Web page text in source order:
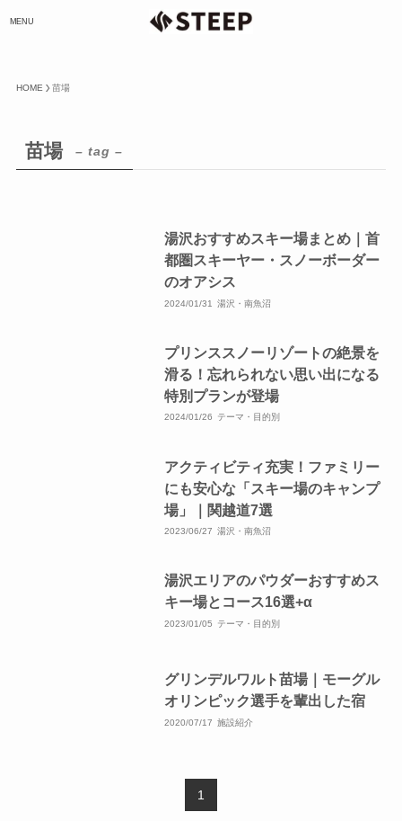
MENU
HOME 苗場
苗場 – tag –
湯沢おすすめスキー場まとめ｜首
都圏スキーヤー・スノーボーダー
のオアシス
2024/01/31 湯沢・南魚沼
プリンススノーリゾートの絶景を
滑る！忘れられない思い出になる
特別プランが登場
2024/01/26 テーマ・目的別
アクティビティ充実！ファミリー
にも安心な「スキー場のキャンプ
場」｜関越道7選
2023/06/27 湯沢・南魚沼
湯沢エリアのパウダーおすすめス
キー場とコース16選+α
2023/01/05 テーマ・目的別
グリンデルワルト苗場｜モーグル
オリンピック選手を輩出した宿
2020/07/17 施設紹介
1